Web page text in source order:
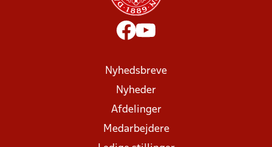
Nyhedsbreve
Nyheder
Afdelinger
Medarbejdere